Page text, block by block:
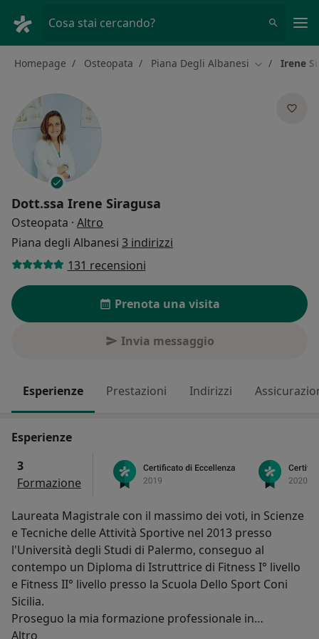
Cosa stai cercando?
Homepage Osteopata Piana Degli Albanesi Cambia città
Irene
Dott.ssa Irene Siragusa
Osteopata · Altro
Piana degli Albanesi 3 indirizzi
131 recensioni
Prenota una visita
Invia messaggio
Esperienze Prestazioni Indirizzi
Esperienze
3
Formazione
Laureata Magistrale con il massimo dei voti, in Scienze
e Tecniche delle Attività Sportive nel 2013 presso
l'Università degli Studi di Palermo, conseguo al
contempo un Diploma di Istruttrice di Fitness I° livello
e Fitness II° livello presso la Scuola Dello Sport Coni
Sicilia.
Proseguo la mia formazione professionale in
Osteopatia presso il Centro Studi di Osteopatia
Altro